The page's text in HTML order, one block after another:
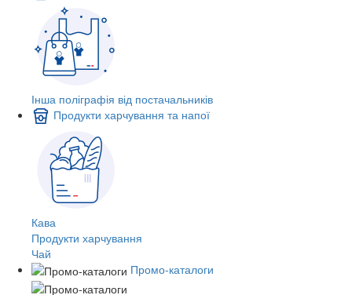
Інша поліграфія від постачальників
Продукти харчування та напої
Кава
Продукти харчування
Чай
Промо-каталоги